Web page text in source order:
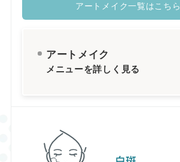
アートメイク一覧はこちら
アートメイク
メニューを詳しく見る